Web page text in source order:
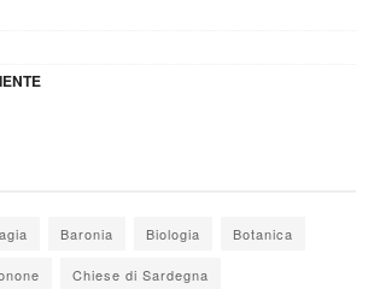
Baronia Biologia Botanica
Chiese di Sardegna